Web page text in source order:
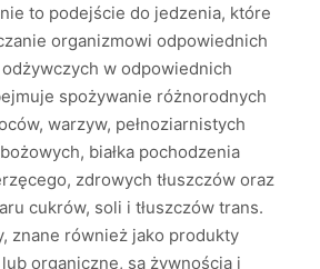
to podejście do jedzenia, które
organizmowi odpowiednich
odżywczych w odpowiednich
spożywanie różnorodnych
warzyw, pełnoziarnistych
białka pochodzenia
zdrowych tłuszczów oraz
cukrów, soli i tłuszczów trans.
znane również jako produkty
organiczne, są żywnością i